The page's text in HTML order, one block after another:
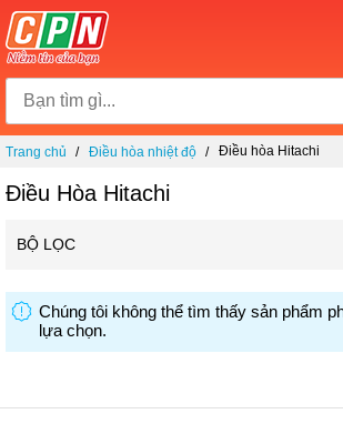
Chuyển
nội
Trang chủ Điều hòa nhiệt độ Điều hòa Hitachi
Điều Hòa Hitachi
BỘ LỌC
Chúng tôi không thể tìm thấy sản phẩm
lựa chọn.